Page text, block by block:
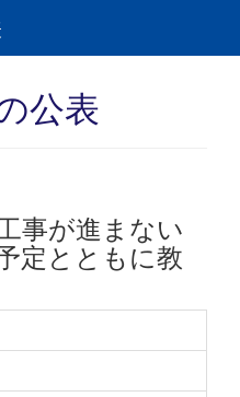
公表
事が進まない
定とともに教